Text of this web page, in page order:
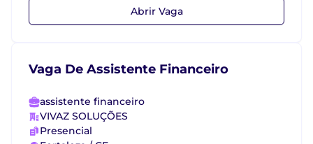
Abrir Vaga
Vaga De Assistente Financeiro
assistente financeiro
VIVAZ SOLUÇÕES
Presencial